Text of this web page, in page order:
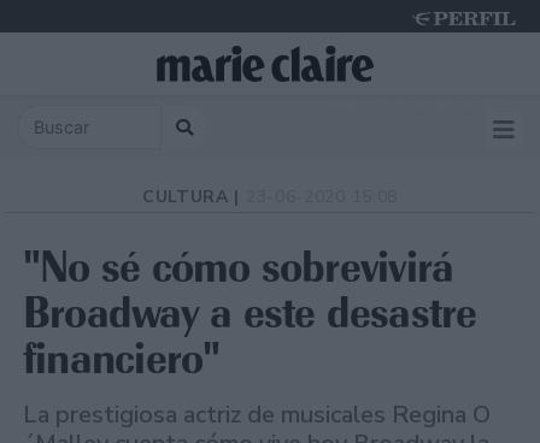
CULTURA |
"No sé cómo sobrevivirá
Broadway a este desastre
financiero"
La prestigiosa actriz de musicales Regina O